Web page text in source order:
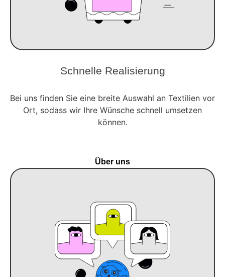
Schnelle Realisierung
Bei uns finden Sie eine breite Auswahl an Textilien vor
Ort, sodass wir Ihre Wünsche schnell umsetzen
können.
Über uns